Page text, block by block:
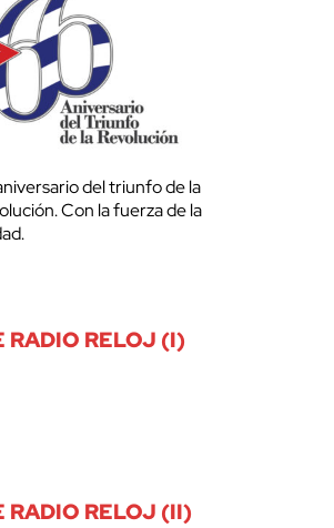
del triunfo de la
Con la fuerza de la
RADIO RELOJ (I)
RADIO RELOJ (II)